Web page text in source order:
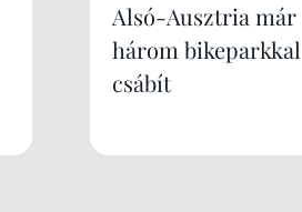
Alsó-Ausztria már
három bikeparkkal
csábít